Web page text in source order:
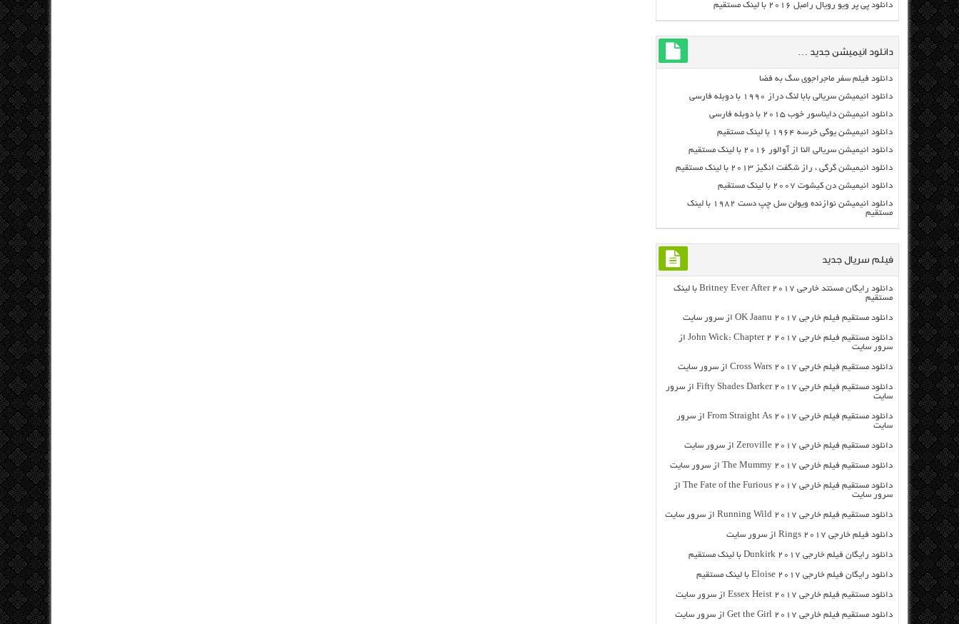
دانلود پی پر ویو رویال رامبل ۲۰۱۶ با لینک مستقیم
دانلود انیمیشن جدید …
دانلود فیلم سفر ماجراجوی سگ به فضا
دانلود انیمیشن سریالی بابا لنگ دراز ۱۹۹۰ با دوبله فارسی
دانلود انیمیشن دایناسور خوب ۲۰۱۵ با دوبله فارسی
دانلود انیمیشن یوگی خرسه ۱۹۶۴ با لینک مستقیم
دانلود انیمیشن سریالی النا از آوالور ۲۰۱۶ با لینک مستقیم
دانلود انیمیشن گرگی ، راز شگفت انگیز ۲۰۱۳ با لینک مستقیم
دانلود انیمیشن دن کیشوت ۲۰۰۷ با لینک مستقیم
دانلود انیمیشن نوازنده ویولن سل چپ دست ۱۹۸۲ با لینک
مستقیم
فیلم سریال جدید
دانلود رایگان مسنتد خارجی Britney Ever After 2017 با لینک
مستقیم
دانلود مستقیم فیلم خارجی OK Jaanu 2017 از سرور سایت
دانلود مستقیم فیلم خارجی John Wick: Chapter 2 2017 از
سرور سایت
دانلود مستقیم فیلم خارجی Cross Wars 2017 از سرور سایت
دانلود مستقیم فیلم خارجی Fifty Shades Darker 2017 از سرور
سایت
دانلود مستقیم فیلم خارجی From Straight As 2017 از سرور
سایت
دانلود مستقیم فیلم خارجی Zeroville 2017 از سرور سایت
دانلود مستقیم فیلم خارجی The Mummy 2017 از سرور سایت
دانلود مستقیم فیلم خارجی The Fate of the Furious 2017 از
سرور سایت
دانلود مستقیم فیلم خارجی Running Wild 2017 از سرور سایت
دانلود فیلم خارجی Rings 2017 از سرور سایت
دانلود رایگان فیلم خارجی Dunkirk 2017 با لینک مستقیم
دانلود رایگان فیلم خارجی Eloise 2017 با لینک مستقیم
دانلود مستقیم فیلم خارجی Essex Heist 2017 از سرور سایت
دانلود مستقیم فیلم خارجی Get the Girl 2017 از سرور سایت